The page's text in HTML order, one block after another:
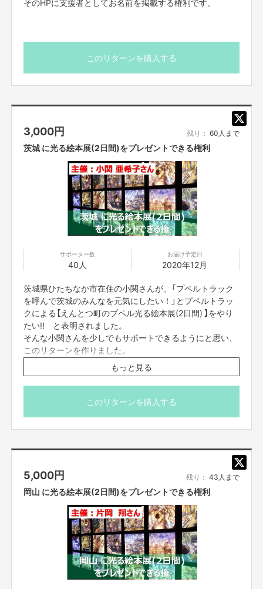
また、トラックは私たちの生活に欠かせない物流を担っていますが、どの会
社の、どのトラックが物を運んできても、そこに関心が寄せられることはあ
「プペルトラック」は、トラックが行くだけで喜んでもらえ、笑顔を届け、
トラックそのものに価値を持たせることができる、というところに可能性を
より多くの方にお楽しみいただけるよう、光る絵本展だけでなく、舞台ステ
画を提案していきたいと考えています。
私がプペルトラックのプロジェクトで実現したいことは以下の3つになりま
す。
・多くの子供たちに笑顔を届けたい！
・絵本展に行くことができない人たちに絵本展を届けたい！
このリターンを購入する
3,000円 残り： 60人まで
茨城 に光る絵本展(2日間)をプレゼントできる権利
サポーター数
40人
お届け予定日
2020年12月
茨城県ひたちなか市在住の小関さんが、「プペルトラック
を呼んで茨城のみんなを元気にしたい！」とプペルトラッ
クによる【えんとつ町のプペル光る絵本展(2日間) 】をやり
たい!! と表明されました。
そんな小関さんを少しでもサポートできるようにと思い、
このリターンを作りました。
資金が集まらなかった場合、不足分を小関さんが全額負担
することになりますが、茨城に「プペルトラック光る絵本
展(2日間)」はプレゼントされます。
は「2020年12月以降」となります。
※このリターンで集まった支援は、全額『小関さんが主催す
る開催権利(2日間)購入費用』として小関さんにお渡しいた
します。
もっと見る
このリターンを購入する
5,000円 残り： 43人まで
岡山 に光る絵本展(2日間)をプレゼントできる権利